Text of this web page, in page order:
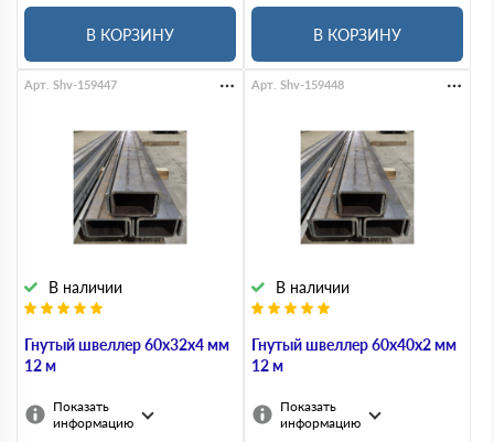
В КОРЗИНУ В КОРЗИНУ
Гнутый швеллер 60х32х4 мм
12 м
В наличии
Арт. Shv-159447
Показать
информацию
Гнутый швеллер 60х40х2 мм
12 м
В наличии
Арт. Shv-159448
Показать
информацию